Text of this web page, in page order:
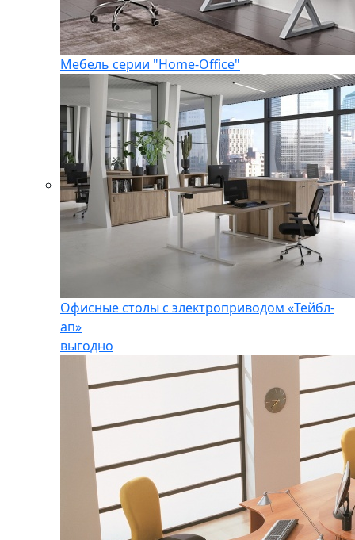
Мебель серии "Home-Office"
Офисные столы с электроприводом «Тейбл-
ап»
выгодно